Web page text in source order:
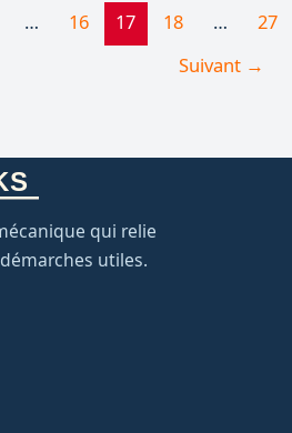
… 16 17 18 …
27
Suivant →
qui relie
utiles.